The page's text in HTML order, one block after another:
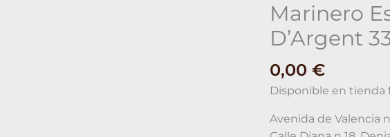
Marinero
D’Argent
0,00€
Disponible en tienda
Avenida de Valencia